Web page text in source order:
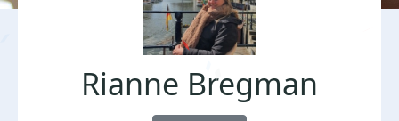
Rianne Bregman